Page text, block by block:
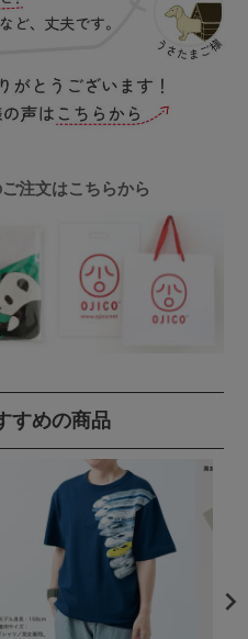
注文はこちらから
すめの商品